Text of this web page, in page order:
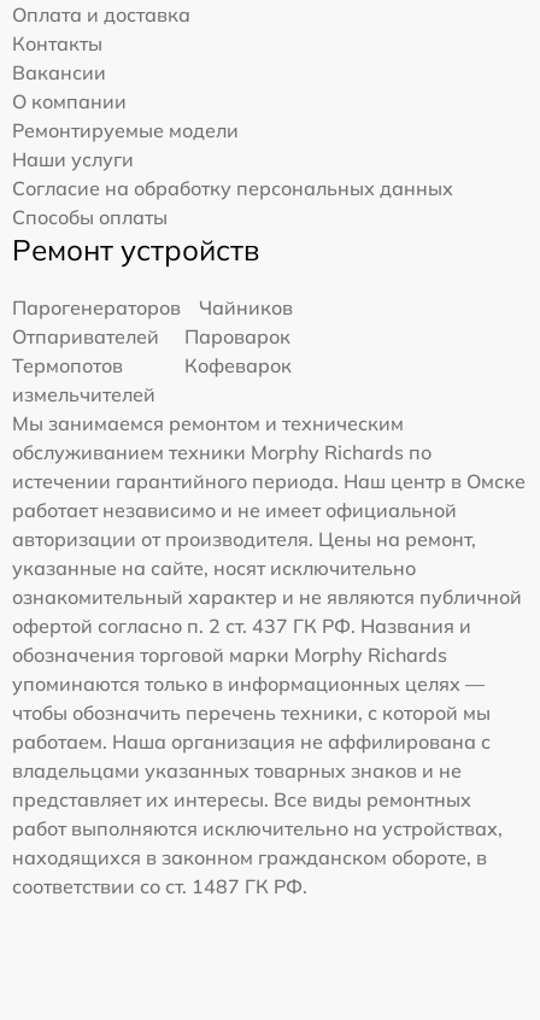
Оплата и доставка
Контакты
Вакансии
О компании
Ремонтируемые модели
Наши услуги
Согласие на обработку персональных данных
Способы оплаты
Ремонт устройств
Парогенераторов
Чайников
Отпаривателей
Пароварок
Термопотов
Кофеварок
измельчителей
Мы занимаемся ремонтом и техническим
обслуживанием техники Morphy Richards по
истечении гарантийного периода. Наш центр в Омске
работает независимо и не имеет официальной
авторизации от производителя. Цены на ремонт,
указанные на сайте, носят исключительно
ознакомительный характер и не являются публичной
офертой согласно п. 2 ст. 437 ГК РФ. Названия и
обозначения торговой марки Morphy Richards
упоминаются только в информационных целях —
чтобы обозначить перечень техники, с которой мы
работаем. Наша организация не аффилирована с
владельцами указанных товарных знаков и не
представляет их интересы. Все виды ремонтных
работ выполняются исключительно на устройствах,
находящихся в законном гражданском обороте, в
соответствии со ст. 1487 ГК РФ.